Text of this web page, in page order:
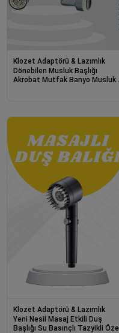
Klozet Adaptörü & Lazımlık
Dönebilen Musluk Başlığı
Akrobat Mutfak Banyo Musluk
Klozet Adaptörü & Lazımlık
Yeni Nesil Masaj Etkili Duş
Başlığı Su Basınçlı Tazyikli Özel